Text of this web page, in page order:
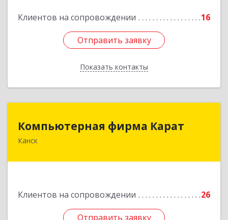
Клиентов на сопровождении 16
Отправить заявку
Показать контакты
Отправить заявку
Назад
Компьютерная фирма Карат
Канск
Клиентов на сопровождении 26
Отправить заявку
Компьютерная фирма Карат
Отправить заявку